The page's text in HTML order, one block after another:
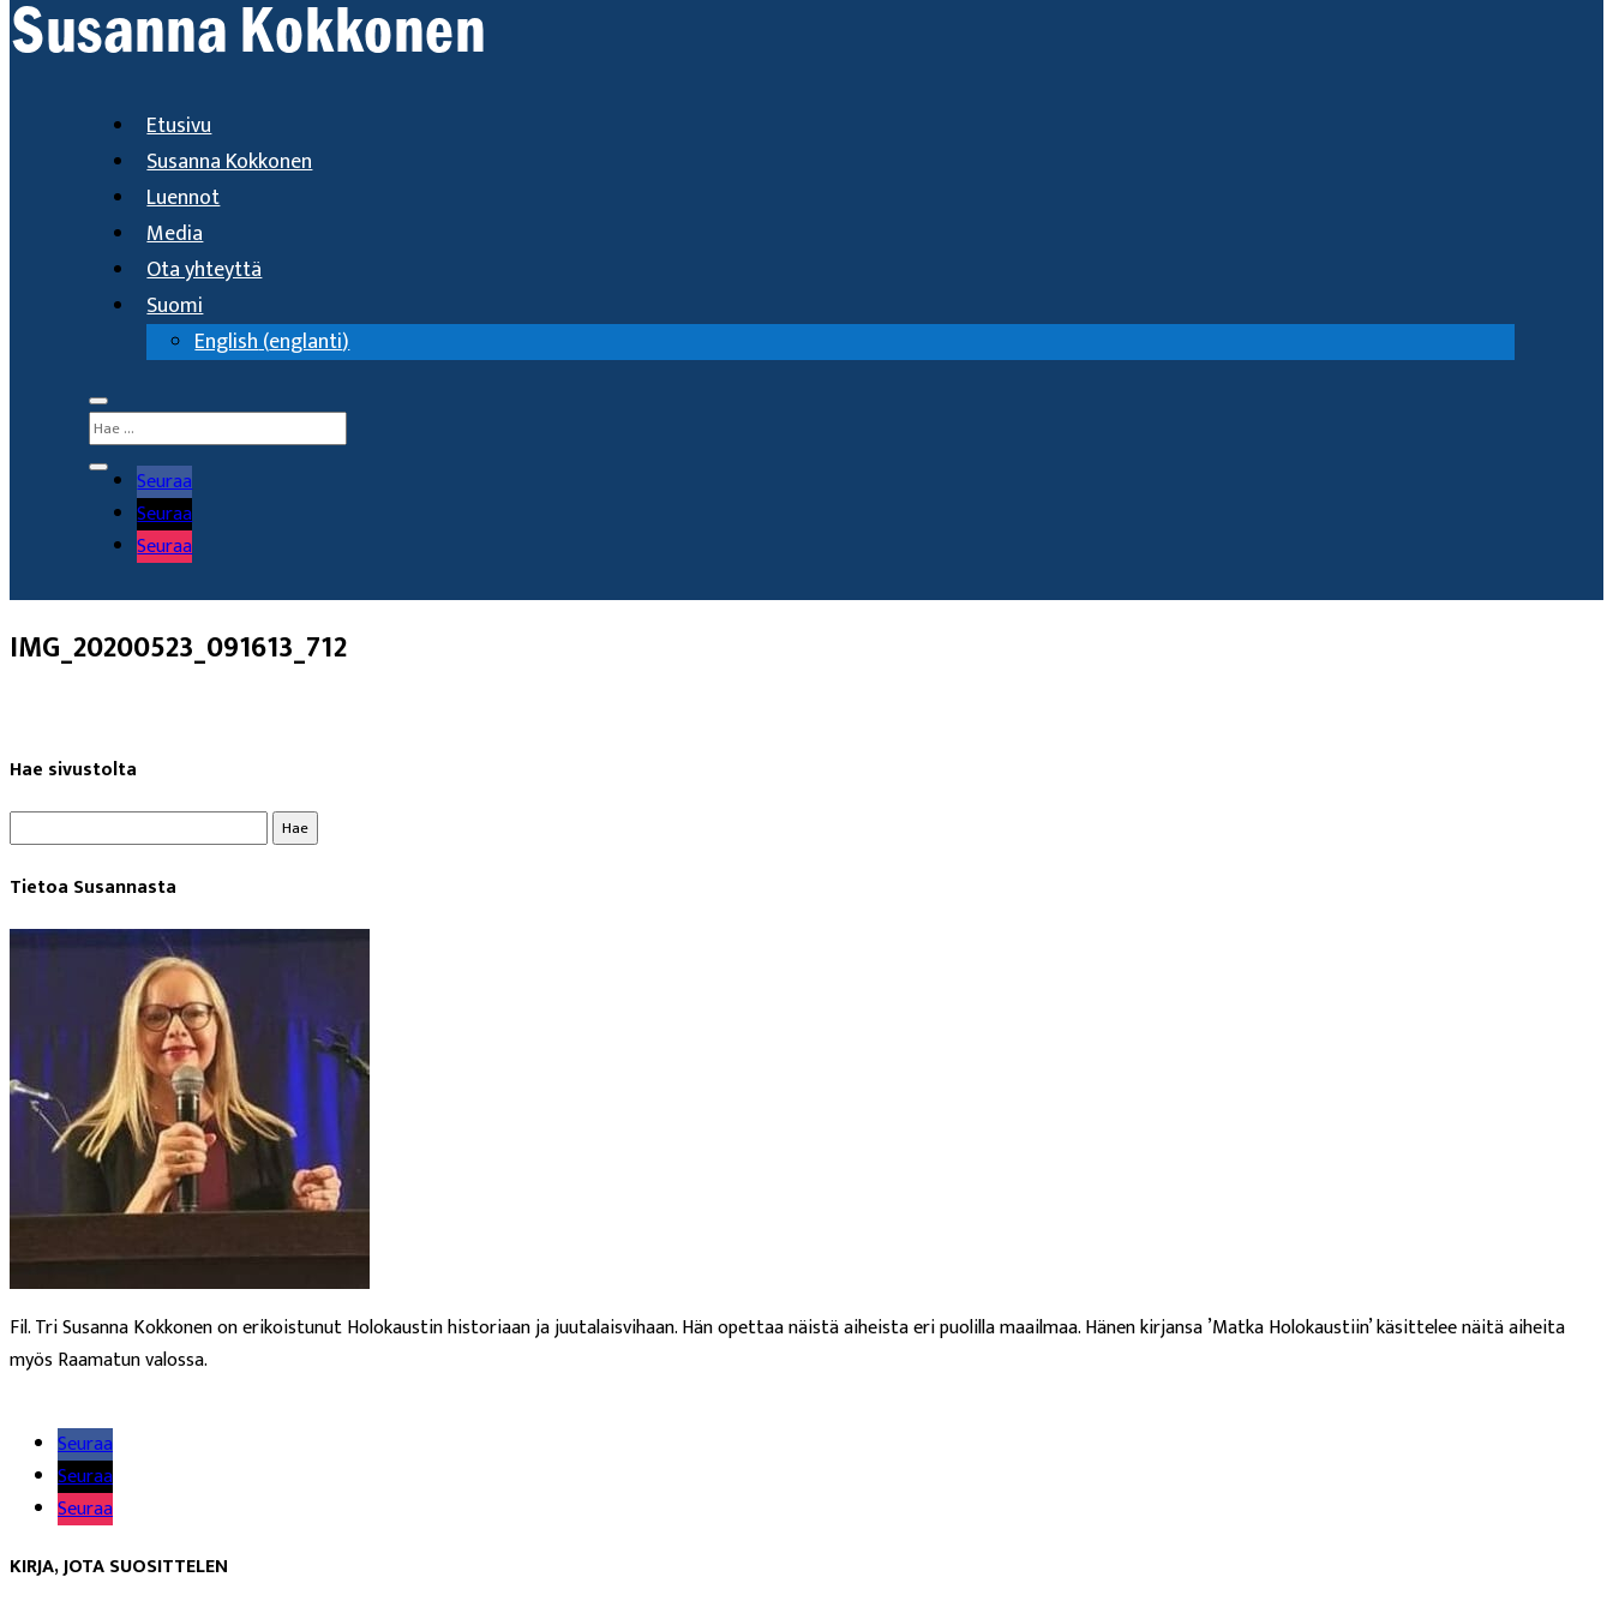
Etusivu
Susanna Kokkonen
Luennot
Media
Ota yhteyttä
Suomi
English(englanti)
Seuraa
Seuraa
Seuraa
IMG_20200523_091613_712
Hae sivustolta
Tietoa Susannasta
Fil. Tri Susanna Kokkonen on erikoistunut Holokaustin historiaan ja juutalaisvihaan. Hän opettaa näistä aiheista eri puolilla maailmaa. Hänen kirjansa ’Matka Holokaustiin’ käsittelee näitä aiheita
myös Raamatun valossa.
Seuraa
Seuraa
Seuraa
KIRJA, JOTA SUOSITTELEN